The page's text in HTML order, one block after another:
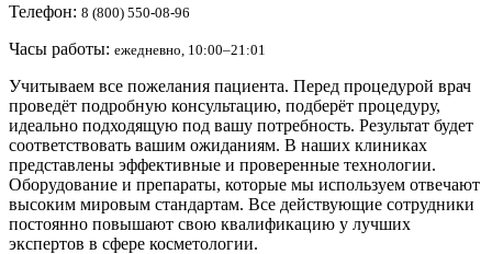
Телефон: 8 (800) 550-08-96
Часы работы: ежедневно, 10:00–21:01
Учитываем все пожелания пациента. Перед процедурой врач
проведёт подробную консультацию, подберёт процедуру,
идеально подходящую под вашу потребность. Результат будет
соответствовать вашим ожиданиям. В наших клиниках
представлены эффективные и проверенные технологии.
Оборудование и препараты, которые мы используем отвечают
высоким мировым стандартам. Все действующие сотрудники
постоянно повышают свою квалификацию у лучших
экспертов в сфере косметологии.